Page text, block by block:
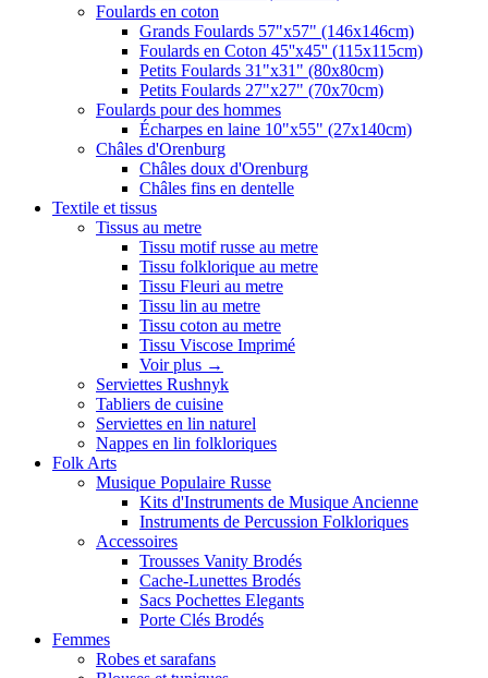
Foulards en coton
Grands Foulards 57"x57" (146x146cm)
Foulards en Coton 45''x45'' (115x115cm)
Petits Foulards 31"x31" (80x80cm)
Petits Foulards 27"x27" (70x70cm)
Foulards pour des hommes
Écharpes en laine 10"x55" (27x140cm)
Châles d'Orenburg
Châles doux d'Orenburg
Châles fins en dentelle
Textile et tissus
Tissus au metre
Tissu motif russe au metre
Tissu folklorique au metre
Tissu Fleuri au metre
Tissu lin au metre
Tissu coton au metre
Tissu Viscose Imprimé
Voir plus →
Serviettes Rushnyk
Tabliers de cuisine
Serviettes en lin naturel
Nappes en lin folkloriques
Folk Arts
Musique Populaire Russe
Kits d'Instruments de Musique Ancienne
Instruments de Percussion Folkloriques
Accessoires
Trousses Vanity Brodés
Cache-Lunettes Brodés
Sacs Pochettes Elegants
Porte Clés Brodés
Femmes
Robes et sarafans